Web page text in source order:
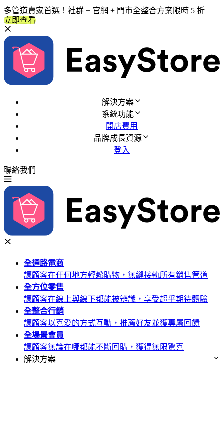
多管道賣家首選！社群 + 官網 + 門市全整合方案限時 5 折
立即查看
解決方案
系統功能
開店費用
品牌成長資源
登入
聯絡我們
全通路電商
讓顧客在任何地方輕鬆購物，無縫接軌所有銷售管道
全方位零售
讓顧客在線上與線下都能被辨識，享受超乎期待體驗
全整合行銷
讓顧客以喜愛的方式互動，推薦好友並獲專屬回饋
全場景會員
讓顧客無論在哪都能不斷回購，獲得無限驚喜
解決方案